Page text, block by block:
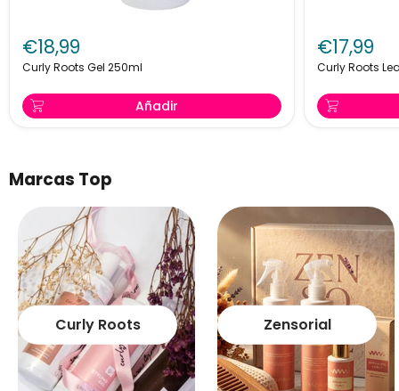
Roots
Gel
250ml
€18,99
Curly Roots Gel 250ml
Añadir
Roots
Leave-
In
€17,99
Curly Roots
Marcas Top
Curly Roots Zensorial